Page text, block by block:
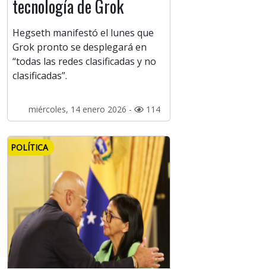
tecnología de Grok
Hegseth manifestó el lunes que
Grok pronto se desplegará en
“todas las redes clasificadas y no
clasificadas”.
miércoles, 14 enero 2026 - 114
POLÍTICA